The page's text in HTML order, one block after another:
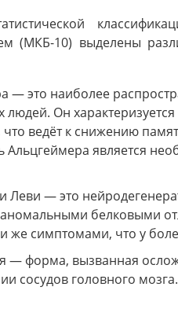
(МКБ-10) выделены
— это наиболее
людей. Он
ведёт к снижению
Альцгеймера является
Леви — это
белковыми
же симптомами, что у
— форма, вызванная
сосудов головного